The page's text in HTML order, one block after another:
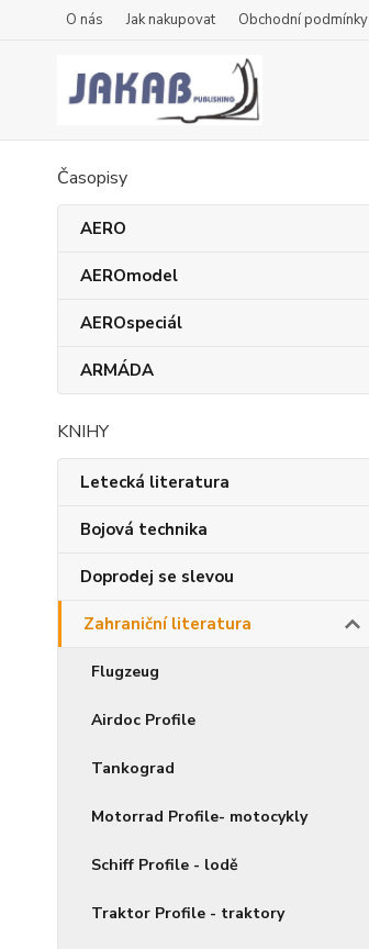
O nás Jak nakupovat Obchodní podmínky
Časopisy
AERO
AEROmodel
AEROspeciál
ARMÁDA
KNIHY
Letecká literatura
Bojová technika
Doprodej se slevou
Zahraniční literatura
Flugzeug
Airdoc Profile
Tankograd
Motorrad Profile- motocykly
Schiff Profile - lodě
Traktor Profile - traktory